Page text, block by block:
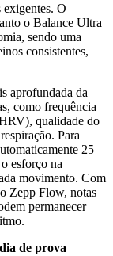
exigentes. O
o Balance Ultra
sendo uma
consistentes,
aprofundada da
como frequência
qualidade do
Para
25
esforço na
movimento. Com
Zepp Flow, notas
permanecer
de prova